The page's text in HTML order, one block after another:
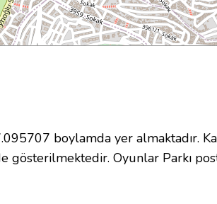
boylamda yer almaktadır.
gösterilmektedir. Oyunlar Parkı